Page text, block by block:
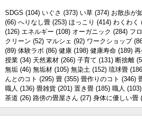
SDGS (104) いぐさ (373) い草 (374) お散歩が
(66) へりなし畳 (253) ほっこり (414) わくわく
(126) エネルギー (108) オーガニック (284) フ
クリーン (52) マルシェ (92) ワークショップ
(89) 体験ラボ (86) 健康 (198) 健康寿命 (189)
授業 (34) 天然素材 (266) 子育て (131) 断捨離
無垢 (46) 無垢材 (105) 無染土 (152) 琉球畳
んとのコト (295) 畳 (355) 畳作りのコト (346)
職人 (136) 畳雑貨 (201) 置き畳 (185) 職人 (103)
茶道 (26) 路傍の畳屋さん (27) 身体に優しい畳